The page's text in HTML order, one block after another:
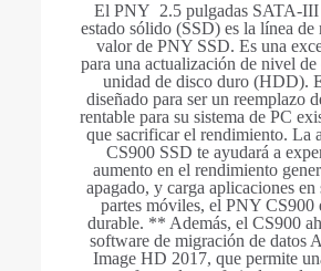
El PNY 2.5 pulgadas SATA-III
estado sólido (SSD) es la línea de
valor de PNY SSD. Es una
para una actualización de nivel de
unidad de disco duro (HDD).
diseñado para ser un reemplazo
rentable para su sistema de PC
que sacrificar el rendimiento. La
CS900 SSD te ayudará a
aumento en el rendimiento
apagado, y carga aplicaciones en
partes móviles, el PNY CS900
durable. ** Además, el CS900
software de migración de datos
Image HD 2017, que permite